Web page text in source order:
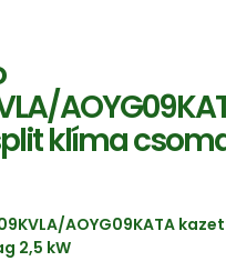
klíma
AOYG09KATA
2,5 kW